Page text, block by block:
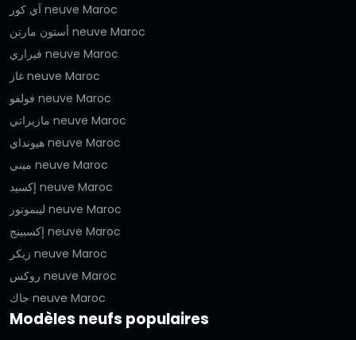
آي كور neuve Maroc
أستون مارتن neuve Maroc
فيراري neuve Maroc
غاز neuve Maroc
فولفو neuve Maroc
مازيراتي neuve Maroc
هيونداي neuve Maroc
ميني neuve Maroc
إكسيد neuve Maroc
ليبموتور neuve Maroc
إكسبينج neuve Maroc
زيكر neuve Maroc
روكس neuve Maroc
جاك neuve Maroc
Modèles neufs populaires